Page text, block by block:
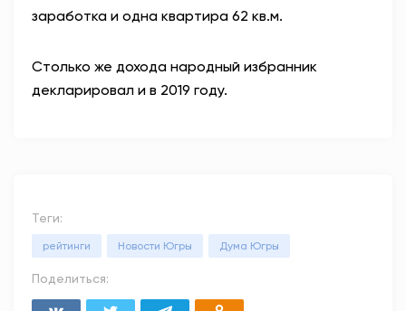
заработка и одна квартира 62 кв.м.
Столько же дохода народный избранник
декларировал и в 2019 году.
Теги:
рейтинги Новости Югры Дума Югры
Поделиться: